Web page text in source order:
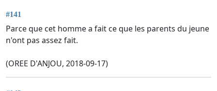
#141
Parce que cet homme a fait ce que les parents du jeune
n'ont pas assez fait.
(OREE D'ANJOU, 2018-09-17)